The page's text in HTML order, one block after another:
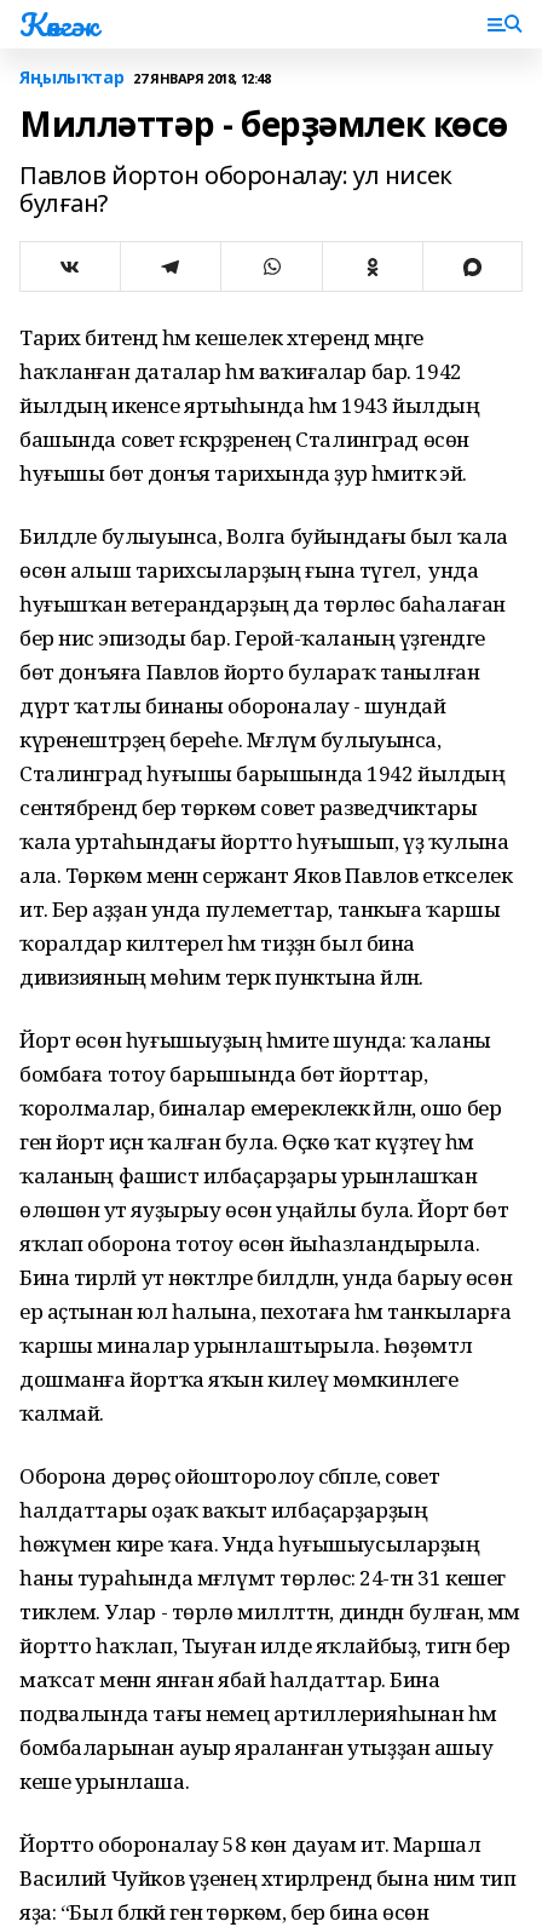
Көнгәк
Яңылыҡтар 27 ЯНВАРЯ 2018, 12:48
Милләттәр - берҙәмлек көсө
Павлов йортон обороналау: ул нисек
булған?
Тарих битендә һәм кешелек хәтерендә мәңге
һаҡланған даталар һәм ваҡиғалар бар. 1942
йылдың икенсе яртыһында һәм 1943 йылдың
башында совет ғәскәрҙәренең Сталинград өсөн
һуғышы бөтә донъя тарихында ҙур әһәмиәткә эйә.
Билдәле булыуынса, Волга буйындағы был ҡала
өсөн алыш тарихсыларҙың ғына түгел, ә унда
һуғышҡан ветерандарҙың да төрлөсә баһалаған
бер нисә эпизоды бар. Герой-ҡаланың үҙәгендәге
бөтә донъяға Павлов йорто булараҡ танылған
дүрт ҡатлы бинаны обороналау - шундай
күренештәрҙең береһе. Мәғлүм булыуынса,
Сталинград һуғышы барышында 1942 йылдың
сентябрендә бер төркөм совет разведчиктары
ҡала уртаһындағы йортто һуғышып, үҙ ҡулына
ала. Төркөм менән сержант Яков Павлов етәкселек
итә. Бер аҙҙан унда пулеметтар, танкыға ҡаршы
ҡоралдар килтерелә һәм тиҙҙән был бина
дивизияның мөһим терәк пунктына әйләнә.
Йорт өсөн һуғышыуҙың әһәмиәте шунда: ҡаланы
бомбаға тотоу барышында бөтә йорттар,
ҡоролмалар, биналар емереклеккә әйләнә, ошо бер
генә йорт иҫән ҡалған була. Өҫкө ҡат күҙәтеү һәм
ҡаланың фашист илбаҫарҙары урынлашҡан
өлөшөнә ут яуҙырыу өсөн уңайлы була. Йорт бөтә
яҡлап оборона тотоу өсөн йыһазландырыла.
Бина тирәләй ут нөктәләре билдәләнә, унда барыу өсөн
ер аҫтынан юл һалына, пехотаға һәм танкыларға
ҡаршы миналар урынлаштырыла. Һөҙөмтәлә
дошманға йортҡа яҡын килеү мөмкинлеге
ҡалмай.
Оборона дөрөҫ ойошторолоу сәбәпле, совет
һалдаттары оҙаҡ ваҡыт илбаҫарҙарҙың
һөжүмен кире ҡаға. Унда һуғышыусыларҙың
һаны тураһында мәғлүмәт төрлөсә: 24-тән 31 кешегә
тиклем. Улар - төрлө милләттән, диндән булған, әммә
йортто һаҡлап, Тыуған илде яҡлайбыҙ, тигән бер
маҡсат менән янған ябай һалдаттар. Бина
подвалында тағы немец артиллерияһынан һәм
бомбаларынан ауыр яраланған утыҙҙан ашыу
кеше урынлаша.
Йортто обороналау 58 көн дауам итә. Маршал
Василий Чуйков үҙенең хәтирәләрендә бына нимә тип
яҙа: “Был бәләкәй генә төркөм, бер бина өсөн